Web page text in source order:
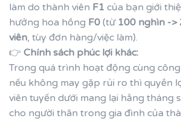
làm do thành viên F1 của bạn giới
hưởng hoa hồng F0 (từ 100 nghìn ->
viên, tùy đơn hàng/việc làm).
👉 Chính sách phúc lợi khác:
Trong quá trình hoạt động cùng
nếu không may gặp rủi ro thì quyền
viên tuyến dưới mang lại hằng tháng
cho người thân trong gia đình của